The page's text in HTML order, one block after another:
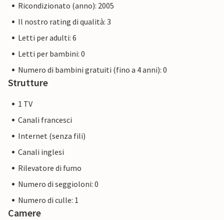
Ricondizionato (anno): 2005
Il nostro rating di qualità: 3
Letti per adulti: 6
Letti per bambini: 0
Numero di bambini gratuiti (fino a 4 anni): 0
Strutture
1 TV
Canali francesci
Internet (senza fili)
Canali inglesi
Rilevatore di fumo
Numero di seggioloni: 0
Numero di culle: 1
Camere